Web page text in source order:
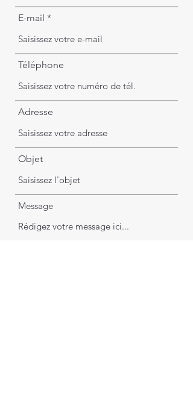
E-mail
Téléphone
Adresse
Objet
Message